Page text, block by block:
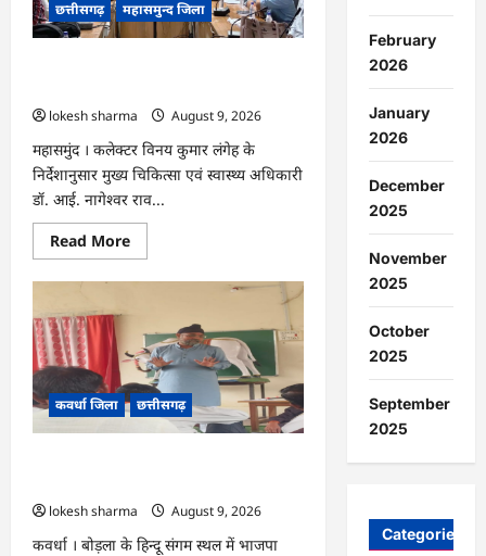
से
लौट
छत्तीसगढ़ महासमुन्द जिला
lokesh sharma
August 9, 2026
महासमुंद । कलेक्टर विनय कुमार लंगेह के
निर्देशानुसार मुख्य चिकित्सा एवं स्वास्थ्य अधिकारी
डॉ. आई. नागेश्वर राव...
Read MoreRead
more
CG
कृमि
मुक्ति
दिवस
10
अगस्त
को,
17
अगस्त
राउंड…
कवर्धा जिला छत्तीसगढ़
lokesh sharma
August 9, 2026
कवर्धा । बोड़ला के हिन्दू संगम स्थल में भाजपा
February
2026
January
2026
December
2025
November
2025
October
2025
September
2025
Categories